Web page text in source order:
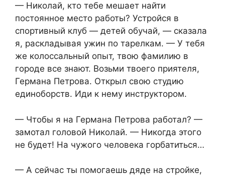
— Николай, кто тебе мешает найти
постоянное место работы? Устройся в
спортивный клуб — детей обучай, — сказала
я, раскладывая ужин по тарелкам. — У тебя
же колоссальный опыт, твою фамилию в
городе все знают. Возьми твоего приятеля,
Германа Петрова. Открыл свою студию
единоборств. Иди к нему инструктором.
— Чтобы я на Германа Петрова работал? —
замотал головой Николай. — Никогда этого
не будет! На чужого человека горбатиться…
— А сейчас ты помогаешь дяде на стройке,